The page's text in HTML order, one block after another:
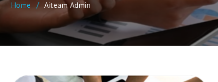
Home Aiteam Admin